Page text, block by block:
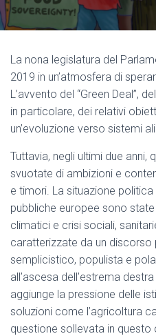
La nona legislatura del
2019 in un’atmosfera di
L’avvento del “Green Deal”,
in particolare, dei relativi
un’evoluzione verso sistemi
Tuttavia, negli ultimi due
svuotate di ambizioni e
e timori. La situazione
pubbliche europee sono
climatici e crisi sociali,
caratterizzate da un discorso
semplicistico, populista e
all’ascesa dell’estrema
aggiunge la pressione delle
soluzioni come l’agricoltura
questione sollevata in